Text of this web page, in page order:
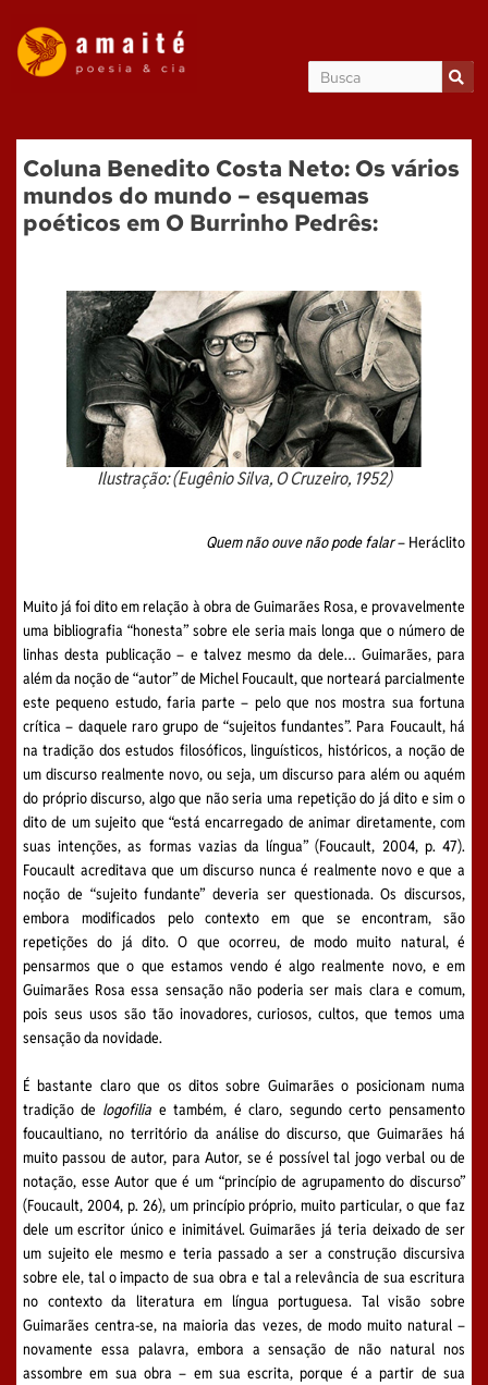
Coluna Benedito Costa Neto: Os vários
mundos do mundo – esquemas
poéticos em O Burrinho Pedrês:
Ilustração: (Eugênio Silva, O Cruzeiro, 1952)
Quem não ouve não pode falar– Heráclito
Muito já foi dito em relação à obra de Guimarães Rosa, e provavelmente
uma bibliografia “honesta” sobre ele seria mais longa que o número de
linhas desta publicação – e talvez mesmo da dele… Guimarães, para
além da noção de “autor” de Michel Foucault, que norteará parcialmente
este pequeno estudo, faria parte – pelo que nos mostra sua fortuna
crítica – daquele raro grupo de “sujeitos fundantes”. Para Foucault, há
na tradição dos estudos filosóficos, linguísticos, históricos, a noção de
um discurso realmente novo, ou seja, um discurso para além ou aquém
do próprio discurso, algo que não seria uma repetição do já dito e sim o
dito de um sujeito que “está encarregado de animar diretamente, com
suas intenções, as formas vazias da língua” (Foucault, 2004, p. 47).
Foucault acreditava que um discurso nunca é realmente novo e que a
noção de “sujeito fundante” deveria ser questionada. Os discursos,
embora modificados pelo contexto em que se encontram, são
repetições do já dito. O que ocorreu, de modo muito natural, é
pensarmos que o que estamos vendo é algo realmente novo, e em
Guimarães Rosa essa sensação não poderia ser mais clara e comum,
pois seus usos são tão inovadores, curiosos, cultos, que temos uma
sensação da novidade.
É bastante claro que os ditos sobre Guimarães o posicionam numa
tradição de logofilia e também, é claro, segundo certo pensamento
foucaultiano, no território da análise do discurso, que Guimarães há
muito passou de autor, para Autor, se é possível tal jogo verbal ou de
notação, esse Autor que é um “princípio de agrupamento do discurso”
(Foucault, 2004, p. 26), um princípio próprio, muito particular, o que faz
dele um escritor único e inimitável. Guimarães já teria deixado de ser
um sujeito ele mesmo e teria passado a ser a construção discursiva
sobre ele, tal o impacto de sua obra e tal a relevância de sua escritura
no contexto da literatura em língua portuguesa. Tal visão sobre
Guimarães centra-se, na maioria das vezes, de modo muito natural –
novamente essa palavra, embora a sensação de não natural nos
assombre em sua obra – em sua escrita, porque é a partir de sua